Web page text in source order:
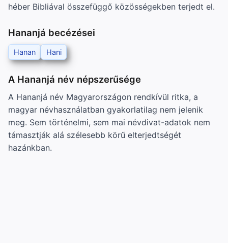
héber Bibliával összefüggő közösségekben terjedt el.
Hananjá becézései
Hanan Hani
A Hananjá név népszerűsége
A Hananjá név Magyarországon rendkívül ritka, a
magyar névhasználatban gyakorlatilag nem jelenik
meg. Sem történelmi, sem mai névdivat-adatok nem
támasztják alá szélesebb körű elterjedtségét
hazánkban.